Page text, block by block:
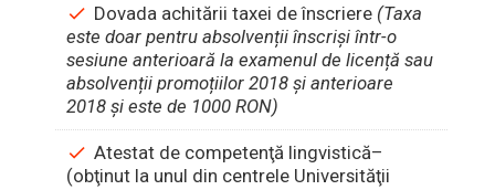
Dovada achitării taxei de înscriere (Taxa
este doar pentru absolvenții înscriși într-o
sesiune anterioară la examenul de licență sau
absolvenții promoțiilor 2018 și anterioare
2018 și este de 1000 RON)
Atestat de competenţă lingvistică–
(obţinut la unul din centrele Universităţii